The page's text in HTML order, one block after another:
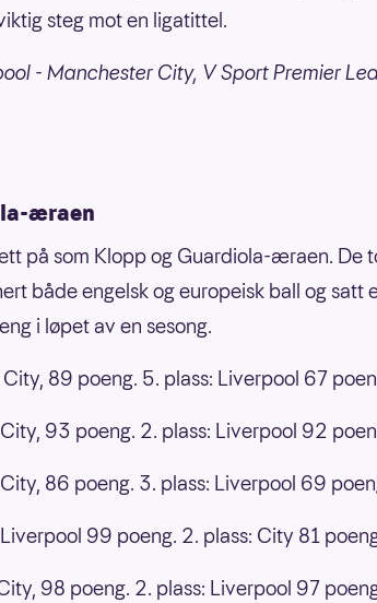
steg mot en ligatittel.
- Manchester City, V Sport Premier
æraen
på som Klopp og Guardiola-æraen. De
både engelsk og europeisk ball og satt
i løpet av en sesong.
89 poeng. 5. plass: Liverpool 67
93 poeng. 2. plass: Liverpool 92
86 poeng. 3. plass: Liverpool 69
99 poeng. 2. plass: City 81
98 poeng. 2. plass: Liverpool 97